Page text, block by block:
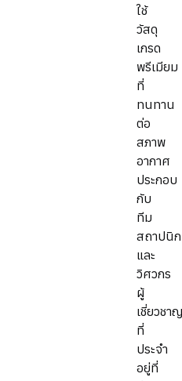
ใช้
วัสดุ
เกรด
พรีเมียม
ที่
ทนทาน
ต่อ
สภาพ
อากาศ
ประกอบ
กับ
ทีม
สถาปนิก
และ
วิศวกร
ผู้
เชี่ยวชา
ที่
ประจำ
อยู่ที่